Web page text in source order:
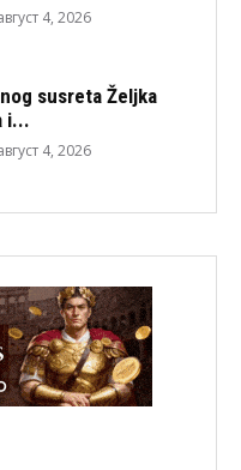
4, 2026
susreta Željka
i...
4, 2026